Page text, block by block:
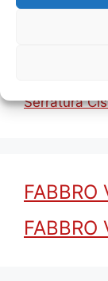
Serratura
FABBRO
FABBRO